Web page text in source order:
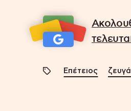
Επέτειος